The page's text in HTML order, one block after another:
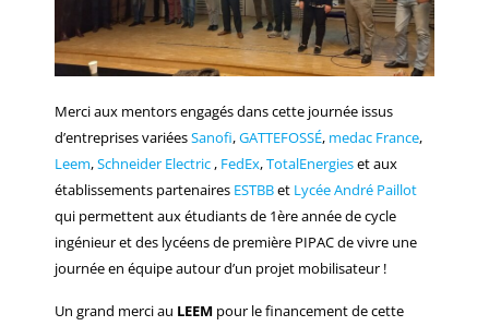
Merci aux mentors engagés dans cette journée issus
d’entreprises variéesSanofi,GATTEFOSSÉ, medac France,
Leem,Schneider Electric, FedEx,TotalEnergieset aux
établissements partenaires ESTBBet Lycée André Paillot
qui permettent aux étudiants de 1ère année de cycle
ingénieur et des lycéens de première PIPAC de vivre une
journée en équipe autour d’un projet mobilisateur !
Un grand merci au LEEM pour le financement de cette